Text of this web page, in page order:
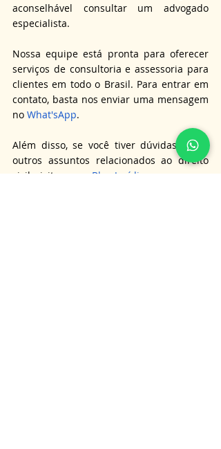
aconselhável consultar um advogado
especialista.
Nossa equipe está pronta para oferecer
serviços de consultoria e assessoria para
clientes em todo o Brasil. Para entrar em
contato, basta nos enviar uma mensagem
no What'sApp.
Além disso, se você tiver dúvidas sobre
outros assuntos relacionados ao direito
civil, visite nosso Blog Jurídico